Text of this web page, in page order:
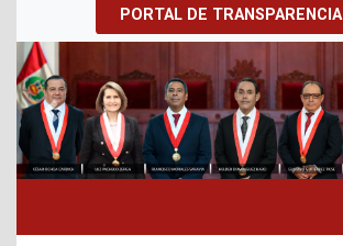
PORTAL DE TRANSPARENCIA
Previous